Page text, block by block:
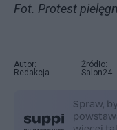
Fot. Protest
Autor:
Redakcja
Źródło:
Salon24